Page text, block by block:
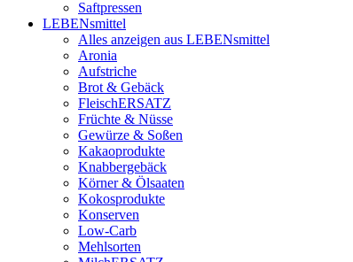
Saftpressen
LEBENsmittel
Alles anzeigen aus LEBENsmittel
Aronia
Aufstriche
Brot & Gebäck
FleischERSATZ
Früchte & Nüsse
Gewürze & Soßen
Kakaoprodukte
Knabbergebäck
Körner & Ölsaaten
Kokosprodukte
Konserven
Low-Carb
Mehlsorten